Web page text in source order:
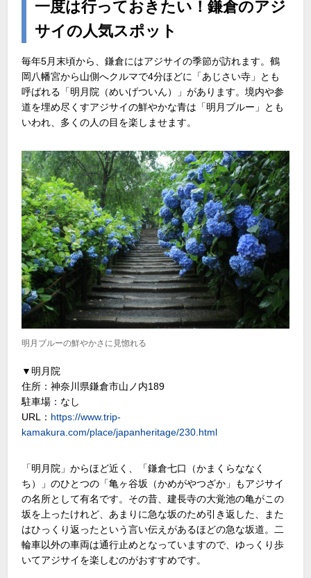
一度は行っておきたい！鎌倉のアジ
サイの人気スポット
毎年5月末頃から、鎌倉にはアジサイの季節が訪れます。鶴
岡八幡宮から山側へクルマで4分ほどに「あじさい寺」とも
呼ばれる「明月院（めいげついん）」があります。境内や参
道を埋め尽くすアジサイの鮮やかな青は「明月ブルー」とも
いわれ、多くの人の目を楽しませます。
明月ブルーの鮮やかさに見惚れる
▼明月院
住所：神奈川県鎌倉市山ノ内189
駐車場：なし
URL： https://www.trip-
kamakura.com/place/japanheritage/230.html
「明月院」からほど近く、「鎌倉七口（かまくらななく
ち）」のひとつの「亀ヶ谷坂（かめがやつざか」もアジサイ
の名所として有名です。その昔、建長寺の大覚池の亀がこの
坂を上ったけれど、あまりに急な坂のため引き返した、また
はひっくり返ったという言い伝えがあるほどの急な坂道。二
輪車以外の車両は通行止めとなっていますので、ゆっくり歩
いてアジサイを楽しむのがおすすめです。